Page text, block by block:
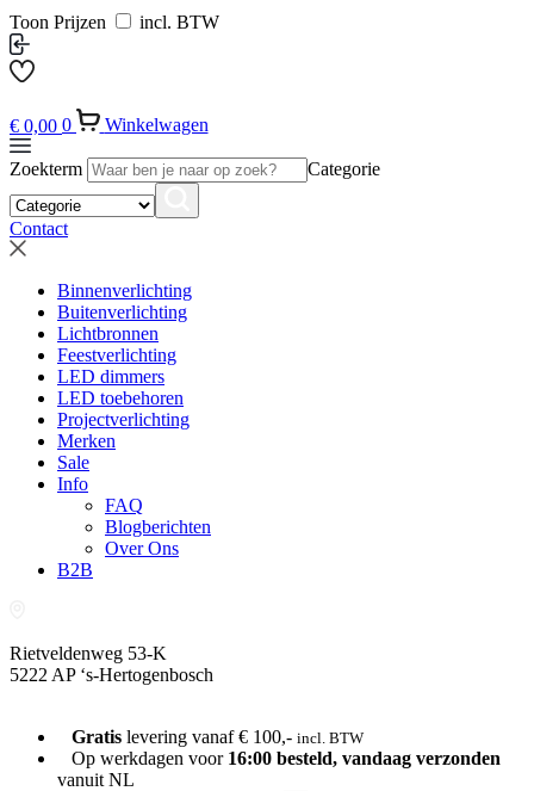
Toon Prijzen incl. BTW
€ 0,00 0 Winkelwagen
Zoekterm Categorie
Contact
Binnenverlichting
Buitenverlichting
Lichtbronnen
Feestverlichting
LED dimmers
LED toebehoren
Projectverlichting
Merken
Sale
Info
FAQ
Blogberichten
Over Ons
B2B
Rietveldenweg 53-K
5222 AP ‘s-Hertogenbosch
Gratislevering vanaf € 100,- incl. BTW
Op werkdagen voor 16:00 besteld, vandaag verzonden
vanuit NL